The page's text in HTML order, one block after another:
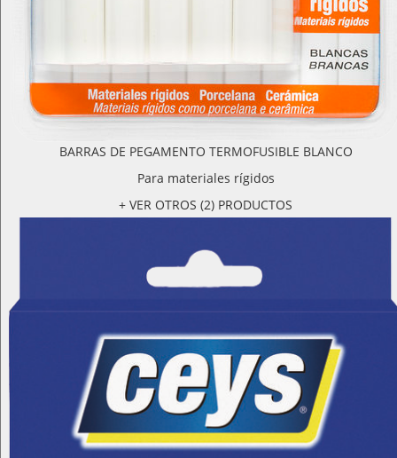
BARRAS DE PEGAMENTO TERMOFUSIBLE BLANCO
Para materiales rígidos
+ VER OTROS (2) PRODUCTOS